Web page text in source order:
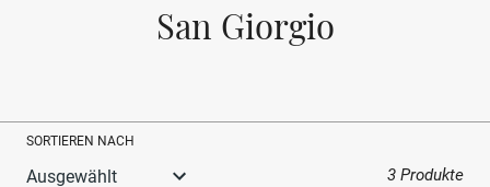
S
San Giorgio
SORTIEREN NACH
3 Produkte